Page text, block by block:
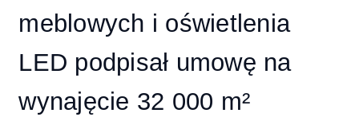
meblowych i oświetlenia
LED podpisał umowę na
wynajęcie 32 000 m²